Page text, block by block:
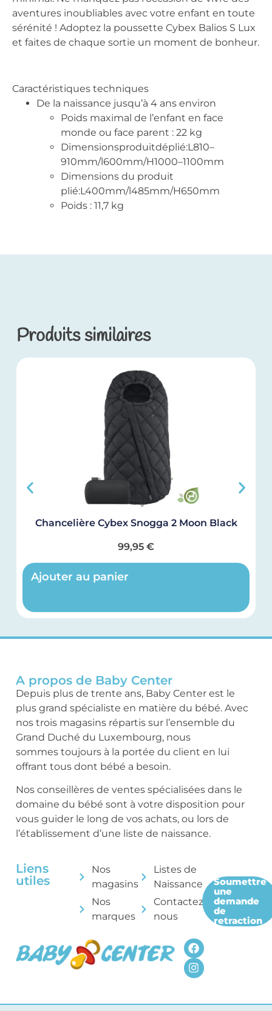
aventures inoubliables avec votre enfant en toute
sérénité ! Adoptez la poussette Cybex Balios S Lux
et faites de chaque sortie un moment de bonheur.
Caractéristiques techniques
De la naissance jusqu’à 4 ans environ
Poids maximal de l’enfant en face
monde ou face parent : 22 kg
Dimensionsproduitdéplié:L810–
910mm/l600mm/H1000–1100mm
Dimensions du produit
plié:L400mm/l485mm/H650mm
Poids : 11,7 kg
Produits similaires
Chancelière Cybex Snogga 2 Moon Black
99,95 €
Ajouter au panier
A propos de Baby Center
Depuis plus de trente ans, Baby Center est le
plus grand spécialiste en matière du bébé. Avec
nos trois magasins répartis sur l’ensemble du
Grand Duché du Luxembourg, nous
sommes toujours à la portée du client en lui
offrant tous dont bébé a besoin.
Nos conseillères de ventes spécialisées dans le
domaine du bébé sont à votre disposition pour
vous guider le long de vos achats, ou lors de
l’établissement d’une liste de naissance.
Liens
utiles
Nos
magasins
Nos
marques
Listes de
Naissance
Contactez-
nous
Soumettre
une
demande
de
retraction